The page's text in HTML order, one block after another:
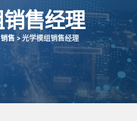
售经理
销售> 光学模组销售经理